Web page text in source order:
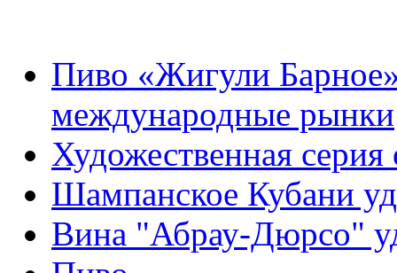
Пиво «Жигули Барное»
международные рынки
Художественная
Шампанское Кубани
Вина "Абрау-Дюрсо"